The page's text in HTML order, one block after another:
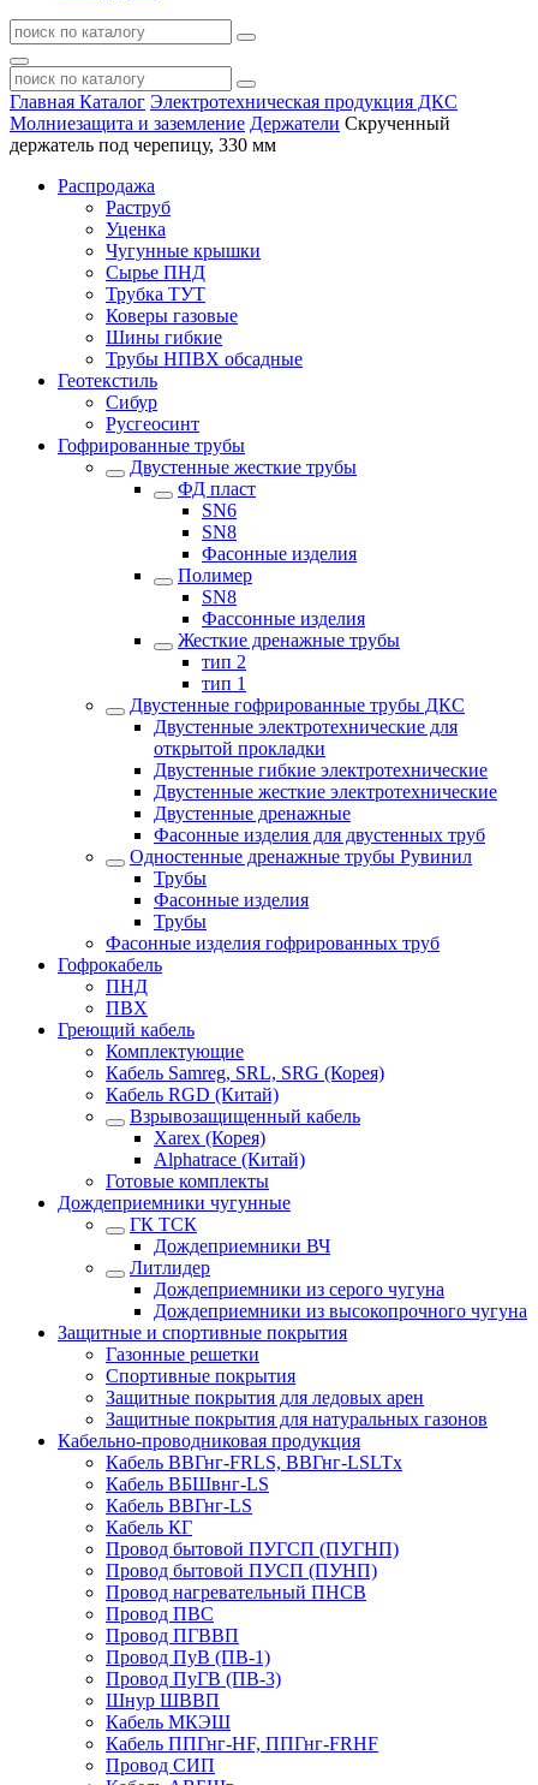
Главная Каталог Электротехническая продукция ДКС
Молниезащита и заземление Держатели Скрученный
держатель под черепицу, 330 мм
Распродажа
Раструб
Уценка
Чугунные крышки
Сырье ПНД
Трубка ТУТ
Коверы газовые
Шины гибкие
Трубы НПВХ обсадные
Геотекстиль
Сибур
Русгеосинт
Гофрированные трубы
Двустенные жесткие трубы
ФД пласт
SN6
SN8
Фасонные изделия
Полимер
SN8
Фассонные изделия
Жесткие дренажные трубы
тип 2
тип 1
Двустенные гофрированные трубы ДКС
Двустенные электротехнические для
открытой прокладки
Двустенные гибкие электротехнические
Двустенные жесткие электротехнические
Двустенные дренажные
Фасонные изделия для двустенных труб
Одностенные дренажные трубы Рувинил
Трубы
Фасонные изделия
Трубы
Фасонные изделия гофрированных труб
Гофрокабель
ПНД
ПВХ
Греющий кабель
Комплектующие
Кабель Samreg, SRL, SRG (Корея)
Кабель RGD (Китай)
Взрывозащищенный кабель
Xarex (Корея)
Alphatrace (Китай)
Готовые комплекты
Дождеприемники чугунные
ГК ТСК
Дождеприемники ВЧ
Литлидер
Дождеприемники из серого чугуна
Дождеприемники из высокопрочного чугуна
Защитные и спортивные покрытия
Газонные решетки
Спортивные покрытия
Защитные покрытия для ледовых арен
Защитные покрытия для натуральных газонов
Кабельно-проводниковая продукция
Кабель ВВГнг-FRLS, ВВГнг-LSLTx
Кабель ВБШвнг-LS
Кабель ВВГнг-LS
Кабель КГ
Провод бытовой ПУГСП (ПУГНП)
Провод бытовой ПУСП (ПУНП)
Провод нагревательный ПНСВ
Провод ПВС
Провод ПГВВП
Провод ПуВ (ПВ-1)
Провод ПуГВ (ПВ-3)
Шнур ШВВП
Кабель МКЭШ
Кабель ППГнг-HF, ППГнг-FRHF
Провод СИП